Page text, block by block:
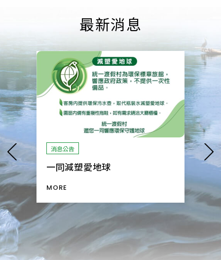
最新消息
消息公告
2026統一谷關溫泉養生會館平假日定
MORE
消
統
統